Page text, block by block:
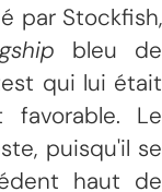
par Stockfish,
bleu de
qui lui était
favorable. Le
puisqu'il se
haut de